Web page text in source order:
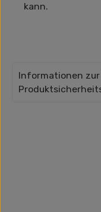
kann.
Informationen zur